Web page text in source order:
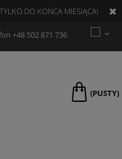
TYLKO DO KOŃCA MIESIĄCA!
+48 502 871 736
(PUSTY)